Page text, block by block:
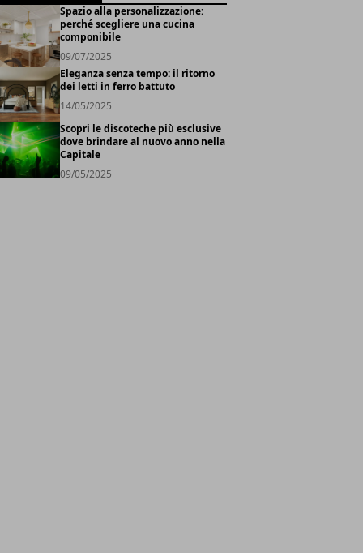
Spazio alla personalizzazione:
perché scegliere una cucina
componibile
09/07/2025
Eleganza senza tempo: il ritorno
dei letti in ferro battuto
14/05/2025
Scopri le discoteche più esclusive
dove brindare al nuovo anno nella
Capitale
09/05/2025